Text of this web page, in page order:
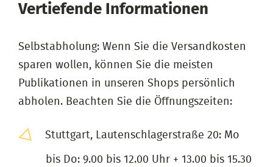
Vertiefende Informationen
Selbstabholung: Wenn Sie die Versandkosten
sparen wollen, können Sie die meisten
Publikationen in unseren Shops persönlich
abholen. Beachten Sie die Öffnungszeiten:
Stuttgart, Lautenschlagerstraße 20: Mo
bis Do: 9.00 bis 12.00 Uhr + 13.00 bis 15.30